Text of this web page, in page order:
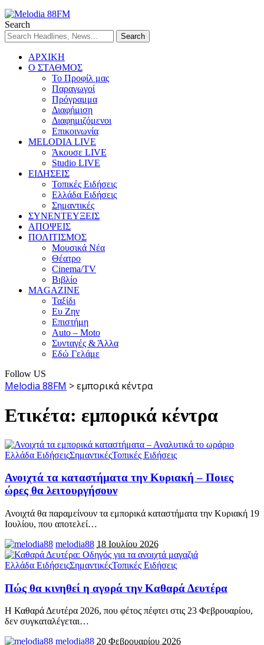
Search
ΑΡΧΙΚΗ
Ο ΣΤΑΘΜΟΣ
Το Προφίλ μας
Παραγωγοί
Πρόγραμμα
Διαφήμιση
Διαφημιζόμενοι
Επικοινωνία
MELODIA LIVE
Άκουσε LIVE
Studio LIVE
ΕΙΔΗΣΕΙΣ
Τοπικές Ειδήσεις
Ελλάδα Ειδήσεις
Σημαντικές
ΣΥΝΕΝΤΕΥΞΕΙΣ
ΑΠΟΨΕΙΣ
ΠΟΛΙΤΙΣΜΟΣ
Μουσικά Νέα
Θέατρο
Cinema/TV
Βιβλίο
MAGAZINE
Ταξίδι
Ευ Ζην
Επιστήμη
Auto – Moto
Συνταγές & Άλλα
Εδώ Γελάμε
Follow US
Melodia 88FM >εμπορικά κέντρα
Ετικέτα: εμπορικά κέντρα
Ελλάδα ΕιδήσειςΣημαντικέςΤοπικές Ειδήσεις
Ανοιχτά τα καταστήματα την Κυριακή – Ποιες
ώρες θα λειτουργήσουν
Ανοιχτά θα παραμείνουν τα εμπορικά καταστήματα την Κυριακή 19
Ιουλίου, που αποτελεί…
melodia88 18 Ιουλίου 2026
Ελλάδα ΕιδήσειςΣημαντικέςΤοπικές Ειδήσεις
Πώς θα κινηθεί η αγορά την Καθαρά Δευτέρα
Η Καθαρά Δευτέρα 2026, που φέτος πέφτει στις 23 Φεβρουαρίου,
δεν συγκαταλέγεται…
melodia88 20 Φεβρουαρίου 2026